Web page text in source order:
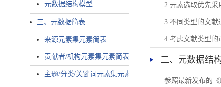
元数据结构模型
三、元数据简表
来源元素集元素简表
贡献者/机构元素集元素简表
主题/分类/关键词元素集元素简表
2.元素选取优先采
3.不同类型的文献
4.考虑文献类型的
二、元数据结
参照最新发布的